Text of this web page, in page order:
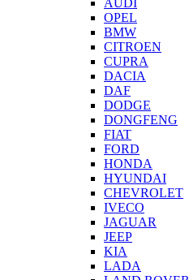
AUDI
OPEL
BMW
CITROEN
CUPRA
DACIA
DAF
DODGE
DONGFENG
FIAT
FORD
HONDA
HYUNDAI
CHEVROLET
IVECO
JAGUAR
JEEP
KIA
LADA